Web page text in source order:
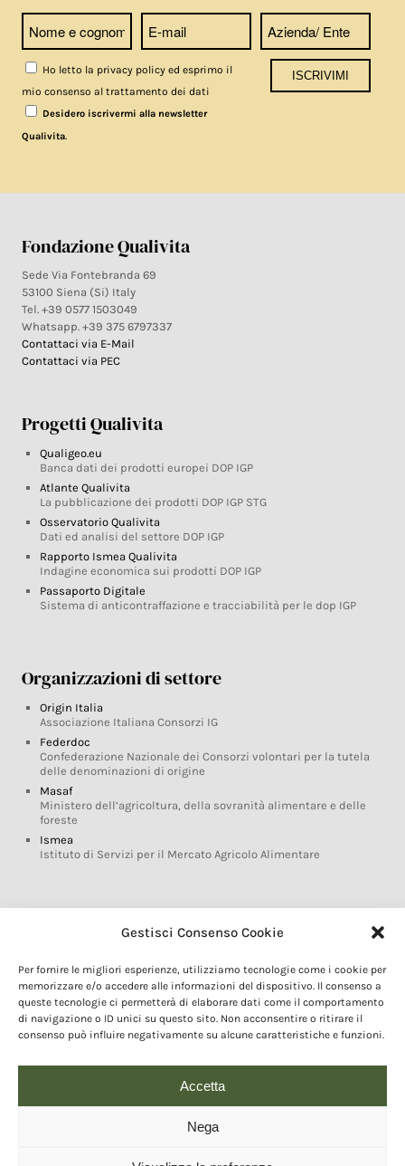
Gestisci Consenso Cookie
Per fornire le migliori esperienze, utilizziamo tecnologie come i cookie per
memorizzare e/o accedere alle informazioni del dispositivo. Il consenso a
queste tecnologie ci permetterà di elaborare dati come il comportamento
di navigazione o ID unici su questo sito. Non acconsentire o ritirare il
consenso può influire negativamente su alcune caratteristiche e funzioni.
Accetta
Nega
Ho letto la privacy policy ed esprimo il
mio consenso al trattamento dei dati
Desidero iscrivermi alla newsletter
Qualivita.
Fondazione Qualivita
Sede Via Fontebranda 69
53100 Siena (Si) Italy
Tel. +39 0577 1503049
Whatsapp. +39 375 6797337
Contattaci via E-Mail
Contattaci via PEC
Progetti Qualivita
Qualigeo.eu
Banca dati dei prodotti europei DOP IGP
Atlante Qualivita
La pubblicazione dei prodotti DOP IGP STG
Osservatorio Qualivita
Dati ed analisi del settore DOP IGP
Rapporto Ismea Qualivita
Indagine economica sui prodotti DOP IGP
Passaporto Digitale
Sistema di anticontraffazione e tracciabilità per le dop IGP
Organizzazioni di settore
Origin Italia
Associazione Italiana Consorzi IG
Federdoc
Confederazione Nazionale dei Consorzi volontari per la tutela
delle denominazioni di origine
Masaf
Ministero dell’agricoltura, della sovranità alimentare e delle
foreste
Ismea
Istituto di Servizi per il Mercato Agricolo Alimentare
Glossario DOP IGP
Marchi DOP IGP
Normativa prodotti DOP IGP
Consorzi di Tutela
Farm To Fork e prodotti DOP IGP